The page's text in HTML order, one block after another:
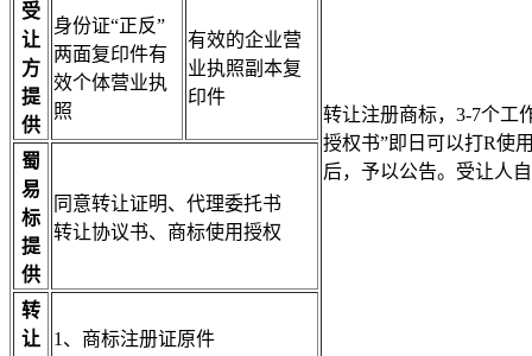
转让注册商标，3-7个工
授权书”即日可以打R使
后，予以公告。受让人
受
让
方
提
供
身份证“正反”
两面复印件有
效个体营业执
照
有效的企业营
业执照副本复
印件
蜀
易
标
提
供
同意转让证明、代理委托书
转让协议书、商标使用授权
转
让
1、商标注册证原件